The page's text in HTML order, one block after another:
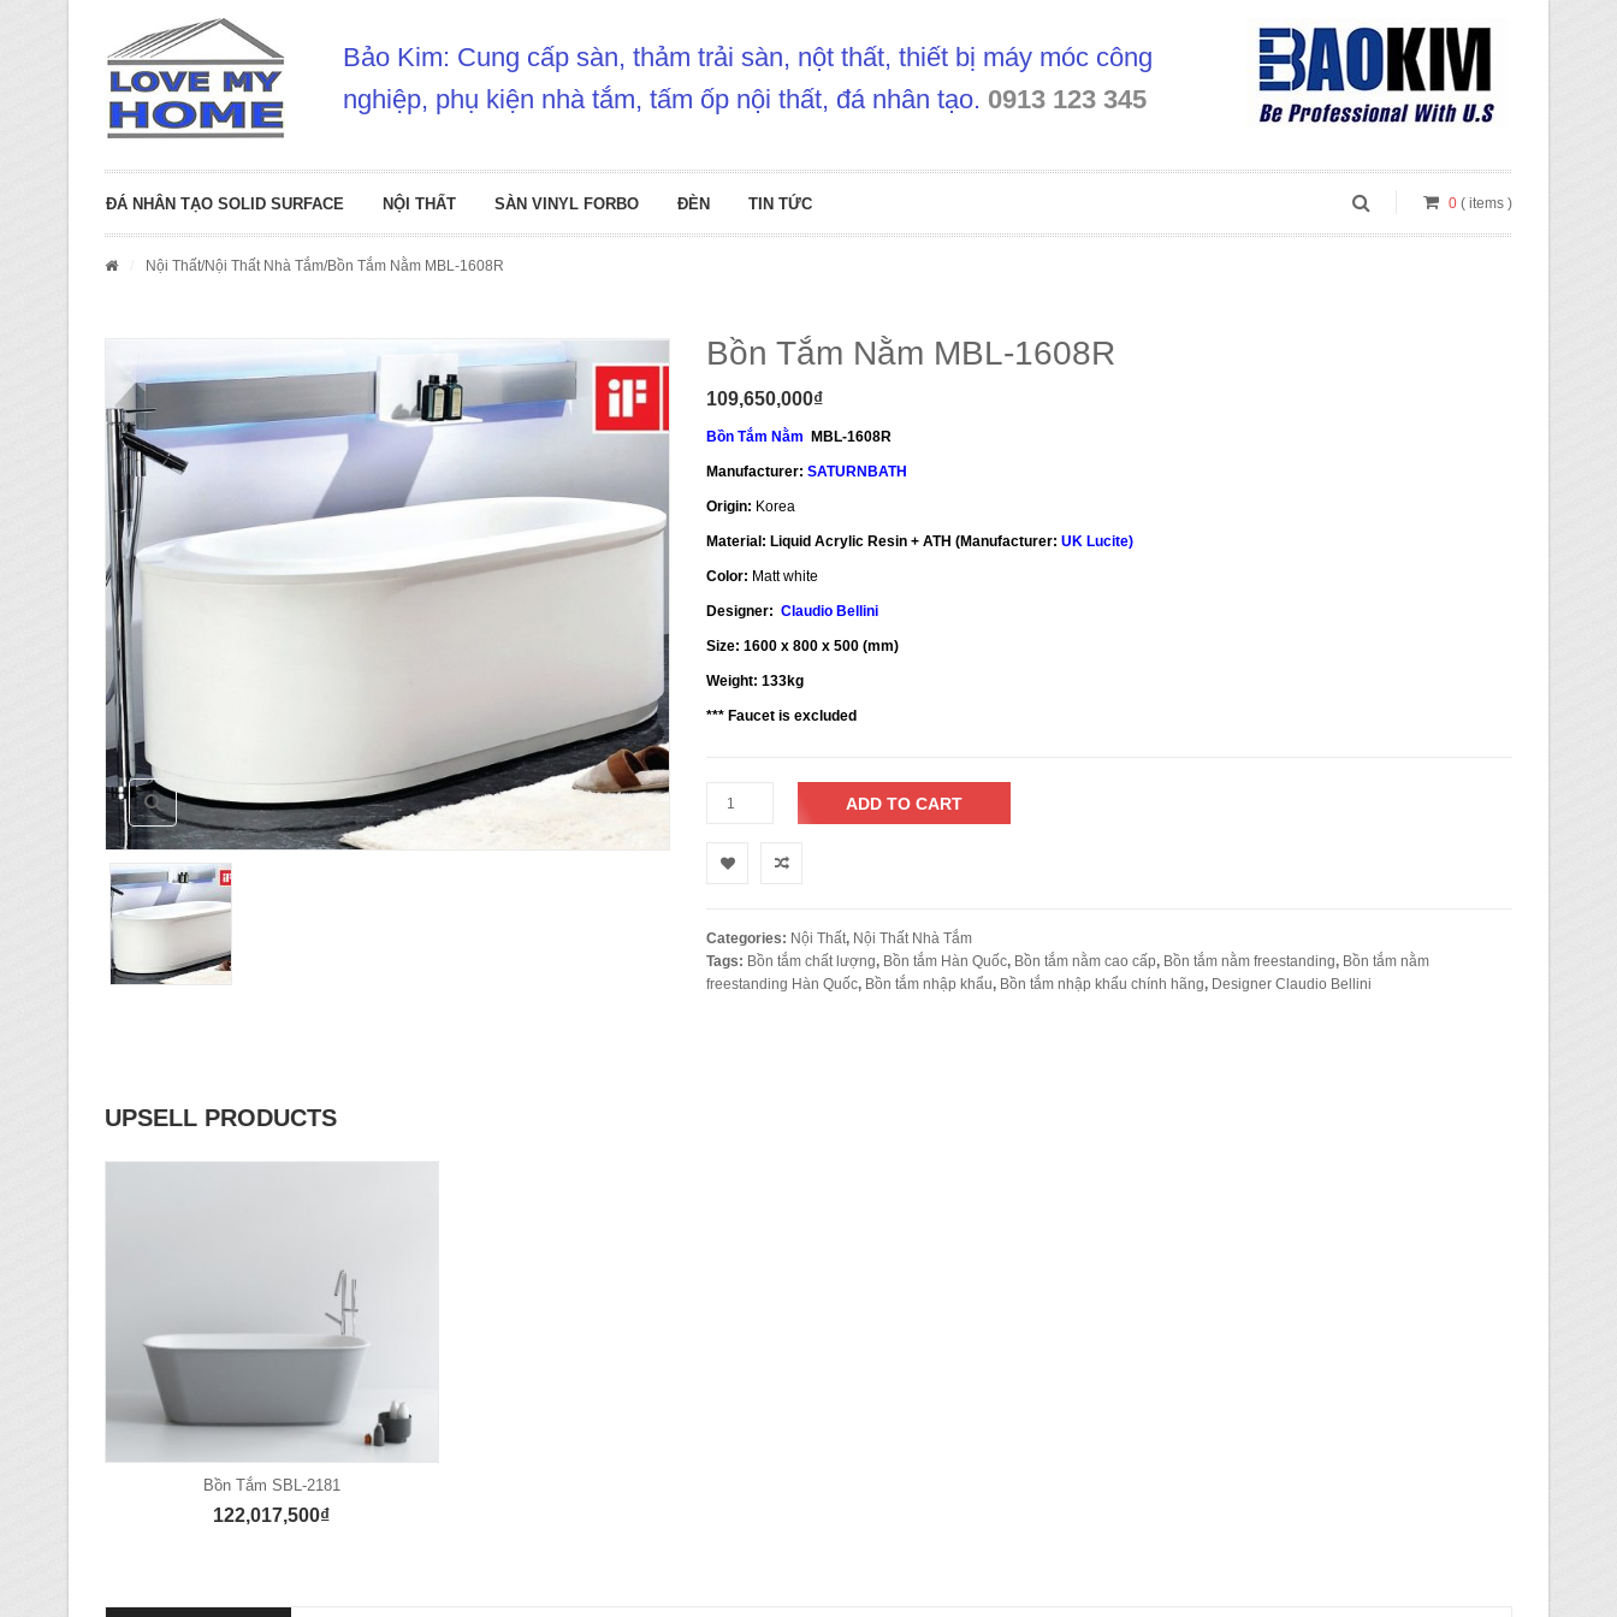
Bảo Kim: Cung cấp sàn, thảm trải sàn, nột thất, thiết bị máy móc công
nghiệp, phụ kiện nhà tắm, tấm ốp nội thất, đá nhân tạo. 0913 123 345
ĐÁ NHÂN TẠO SOLID SURFACE NỘI THẤT SÀN VINYL FORBO ĐÈN TIN TỨC 0 ( items )
Nội Thất/Nội Thất Nhà Tắm/Bồn Tắm Nằm MBL-1608R
Bồn Tắm Nằm MBL-1608R
109,650,000₫
Bồn Tắm Nằm MBL-1608R
Manufacturer: SATURNBATH
Origin: Korea
Material: Liquid Acrylic Resin + ATH (Manufacturer: UK Lucite)
Color: Matt white
Designer: Claudio Bellini
Size: 1600 x 800 x 500 (mm)
Weight: 133kg
*** Faucet is excluded
ADD TO CART
Categories: Nội Thất, Nội Thất Nhà Tắm
Tags: Bồn tắm chất lượng, Bồn tắm Hàn Quốc, Bồn tắm nằm cao cấp, Bồn tắm nằm freestanding, Bồn tắm nằm
freestanding Hàn Quốc, Bồn tắm nhập khẩu, Bồn tắm nhập khẩu chính hãng, Designer Claudio Bellini
UPSELL PRODUCTS
Bồn Tắm SBL-2181
122,017,500₫